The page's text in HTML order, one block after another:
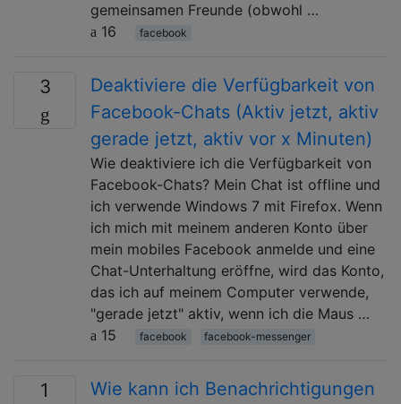
gemeinsamen Freunde (obwohl …
16
facebook
3
Deaktiviere die Verfügbarkeit von
Facebook-Chats (Aktiv jetzt, aktiv
gerade jetzt, aktiv vor x Minuten)
Wie deaktiviere ich die Verfügbarkeit von
Facebook-Chats? Mein Chat ist offline und
ich verwende Windows 7 mit Firefox. Wenn
ich mich mit meinem anderen Konto über
mein mobiles Facebook anmelde und eine
Chat-Unterhaltung eröffne, wird das Konto,
das ich auf meinem Computer verwende,
"gerade jetzt" aktiv, wenn ich die Maus …
15
facebook facebook-messenger
1
Wie kann ich Benachrichtigungen